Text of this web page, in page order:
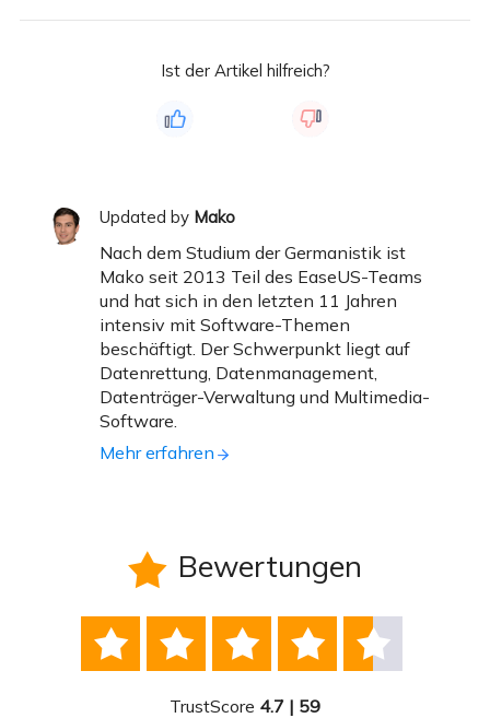
Ist der Artikel hilfreich?
Updated by Mako
Nach dem Studium der Germanistik ist
Mako seit 2013 Teil des EaseUS-Teams
und hat sich in den letzten 11 Jahren
intensiv mit Software-Themen
beschäftigt. Der Schwerpunkt liegt auf
Datenrettung, Datenmanagement,
Datenträger-Verwaltung und Multimedia-
Software.
Mehr erfahren
 Bewertungen
    
TrustScore 4.7 | 59